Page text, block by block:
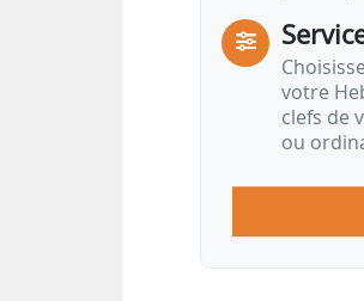
votre
clefs de
ou